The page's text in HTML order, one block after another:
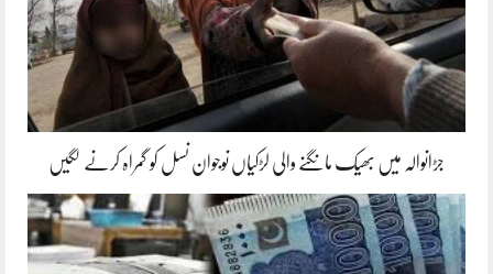
جڑانوالہ میں بھیک مانگنے والی لڑکیاں نوجوان نسل کو گمراہ کرنے لگیں